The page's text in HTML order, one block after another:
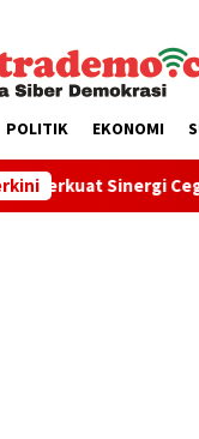
POLITIK EKONOMI
Cegah